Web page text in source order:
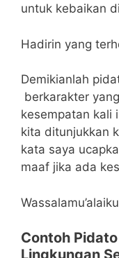
untuk kebaikan
Hadirin yang
Demikianlah
berkarakter
kesempatan kali
kita ditunjukkan
kata saya
maaf jika ada
Contoh